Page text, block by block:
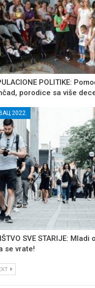
POLITIKE:
porodice sa više
2022.
SVE STARIJE: Mladi
se vrate!